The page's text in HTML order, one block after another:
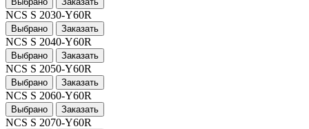
NCS S 2030-Y60R
Выбрано Заказать
NCS S 2040-Y60R
Выбрано Заказать
NCS S 2050-Y60R
Выбрано Заказать
NCS S 2060-Y60R
Выбрано Заказать
NCS S 2070-Y60R